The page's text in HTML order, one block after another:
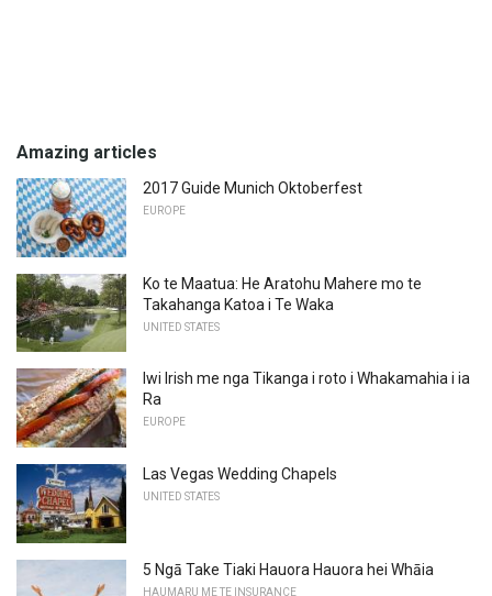
Amazing articles
2017 Guide Munich Oktoberfest
EUROPE
Ko te Maatua: He Aratohu Mahere mo te
Takahanga Katoa i Te Waka
UNITED STATES
Iwi Irish me nga Tikanga i roto i Whakamahia i ia
Ra
EUROPE
Las Vegas Wedding Chapels
UNITED STATES
5 Ngā Take Tiaki Hauora Hauora hei Whāia
HAUMARU ME TE INSURANCE